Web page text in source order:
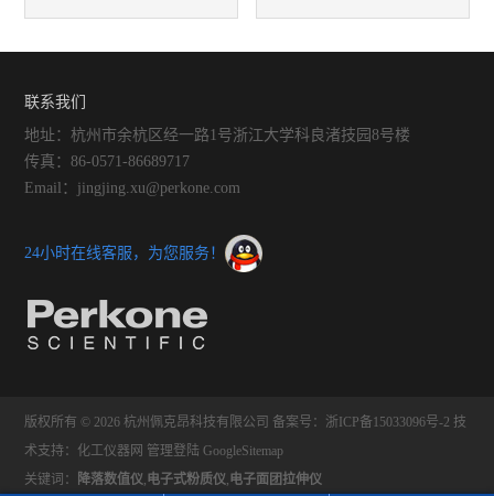
联系我们
地址：杭州市余杭区经一路1号浙江大学科良渚技园8号楼
传真：86-0571-86689717
Email：jingjing.xu@perkone.com
24小时在线客服，为您服务！
版权所有 © 2026 杭州佩克昂科技有限公司 备案号：浙ICP备15033096号-2 技
术支持： 化工仪器网 管理登陆 GoogleSitemap
关键词：
降落数值仪,电子式粉质仪,电子面团拉伸仪